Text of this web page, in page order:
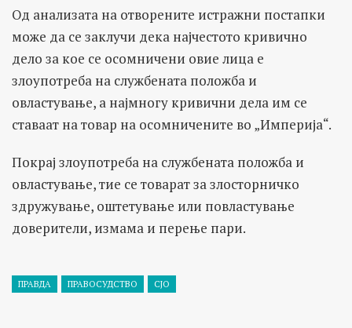
Од анализата на отворените истражни постапки
може да се заклучи дека најчестото кривично
дело за кое се осомничени овие лица е
злоупотреба на службената положба и
овластување, а најмногу кривични дела им се
ставаат на товар на осомничените во „Империја“.
Покрај злоупотреба на службената положба и
овластување, тие се товарат за злосторничко
здружување, оштетување или повластување
доверители, измама и перење пари.
ПРАВДА ПРАВОСУДСТВО СЈО